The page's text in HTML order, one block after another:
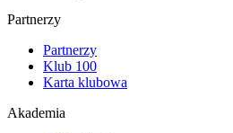
Partnerzy
Partnerzy
Klub 100
Karta klubowa
Akademia